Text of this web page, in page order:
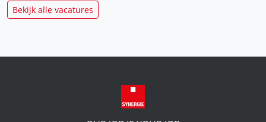
Bekijk alle vacatures